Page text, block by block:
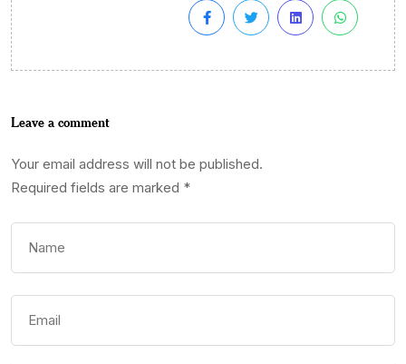
Leave a comment
Your email address will not be published.
Required fields are marked *